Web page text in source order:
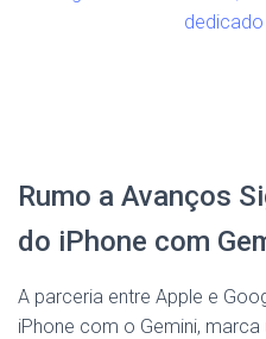
Rumo a Avanços
do iPhone com
A parceria entre Apple e
iPhone com o Gemini,